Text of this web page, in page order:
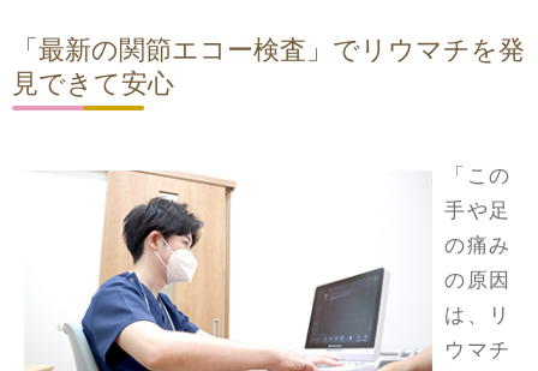
「最新の関節エコー検査」でリウマチを発
見できて安心
「この
手や足
の痛み
の原因
は、リ
ウマチ